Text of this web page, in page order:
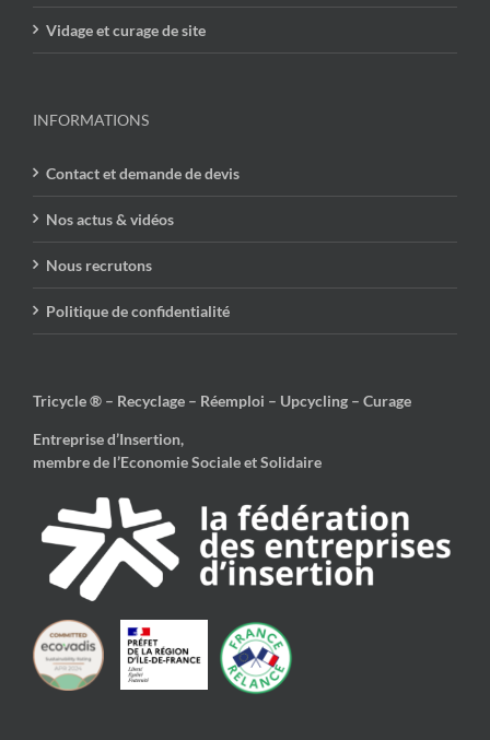
Vidage et curage de site
INFORMATIONS
Contact et demande de devis
Nos actus & vidéos
Nous recrutons
Politique de confidentialité
Tricycle ® – Recyclage – Réemploi – Upcycling – Curage
Entreprise d’Insertion,
membre de l’Economie Sociale et Solidaire